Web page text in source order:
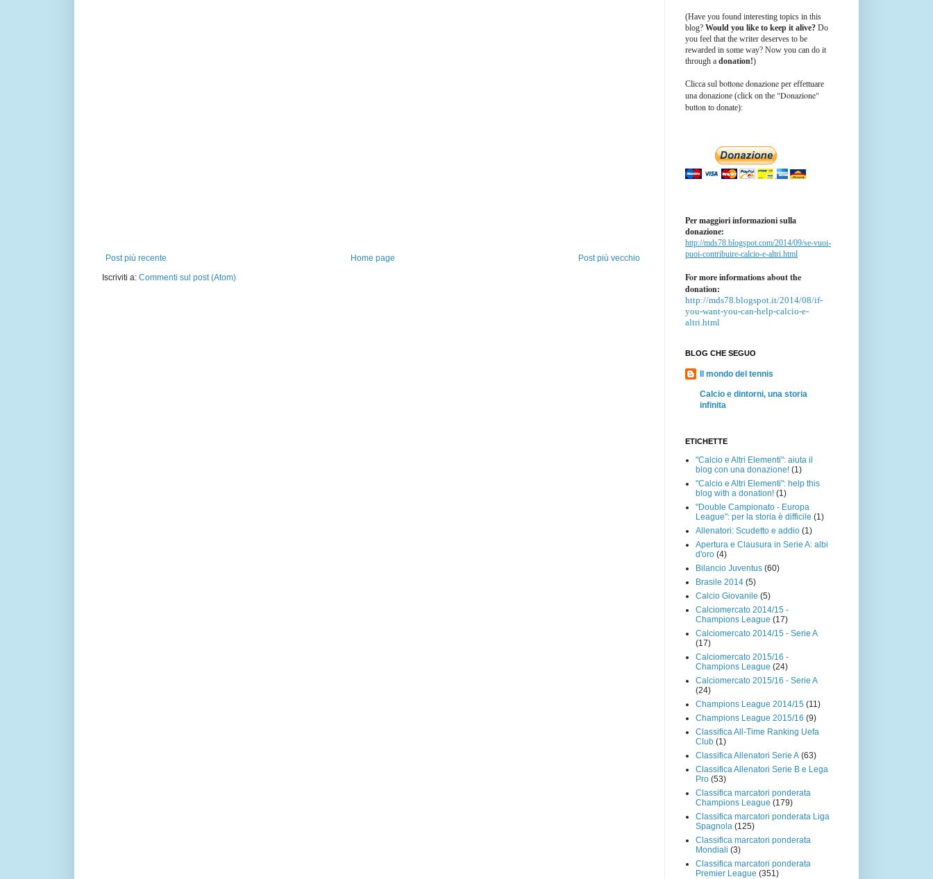
Post più recente Post più vecchio
Home page
Iscriviti a: Commenti sul post (Atom)
(Have you found interesting topics in this
blog? Would you like to keep it alive? Do
you feel that the writer deserves to be
rewarded in some way? Now you can do it
through a donation!)
Clicca sul bottone donazione per effettuare
una donazione (click on the "Donazione"
button to donate):
Per maggiori informazioni sulla
donazione:
http://mds78.blogspot.com/2014/09/se-vuoi-
puoi-contribuire-calcio-e-altri.html
For more informations about the
donation:
http://mds78.blogspot.it/2014/08/if-
you-want-you-can-help-calcio-e-
altri.html
BLOG CHE SEGUO
Il mondo del tennis
Calcio e dintorni, una storia
infinita
ETICHETTE
"Calcio e Altri Elementi": aiuta il
blog con una donazione! (1)
"Calcio e Altri Elementi": help this
blog with a donation! (1)
"Double Campionato - Europa
League": per la storia è difficile (1)
Allenatori: Scudetto e addio (1)
Apertura e Clausura in Serie A: albi
d'oro (4)
Bilancio Juventus (60)
Brasile 2014 (5)
Calcio Giovanile (5)
Calciomercato 2014/15 -
Champions League (17)
Calciomercato 2014/15 - Serie A
(17)
Calciomercato 2015/16 -
Champions League (24)
Calciomercato 2015/16 - Serie A
(24)
Champions League 2014/15 (11)
Champions League 2015/16 (9)
Classifica All-Time Ranking Uefa
Club (1)
Classifica Allenatori Serie A (63)
Classifica Allenatori Serie B e Lega
Pro (53)
Classifica marcatori ponderata
Champions League (179)
Classifica marcatori ponderata Liga
Spagnola (125)
Classifica marcatori ponderata
Mondiali (3)
Classifica marcatori ponderata
Premier League (351)